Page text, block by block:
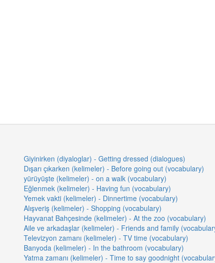
Giyinirken (diyaloglar) - Getting dressed (dialogues)
Dışarı çıkarken (kelimeler) - Before going out (vocabulary)
yürüyüşte (kelimeler) - on a walk (vocabulary)
Eğlenmek (kelimeler) - Having fun (vocabulary)
Yemek vakti (kelimeler) - Dinnertime (vocabulary)
Alışveriş (kelimeler) - Shopping (vocabulary)
Hayvanat Bahçesinde (kelimeler) - At the zoo (vocabulary)
Aile ve arkadaşlar (kelimeler) - Friends and family
Televizyon zamanı (kelimeler) - TV time (vocabulary)
Banyoda (kelimeler) - In the bathroom (vocabulary)
Yatma zamanı (kelimeler) - Time to say goodnight